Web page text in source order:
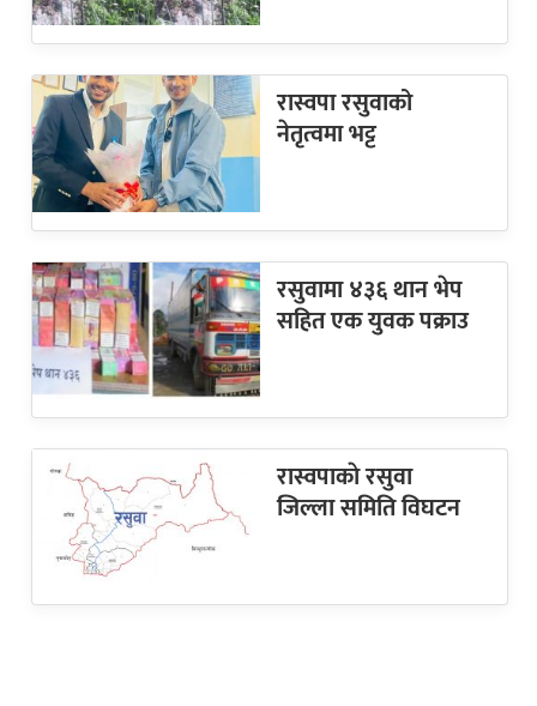
रास्वपा रसुवाको
नेतृत्वमा भट्ट
रसुवामा ४३६ थान भेप
सहित एक युवक पक्राउ
रास्वपाकाे रसुवा
जिल्ला समिति विघटन